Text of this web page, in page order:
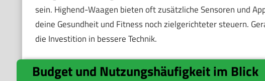
sein. Highend-Waagen bieten oft zusätzliche Sensoren und
deine Gesundheit und Fitness noch zielgerichteter steuern.
die Investition in bessere Technik.
Budget und Nutzungshäufigkeit im Blick